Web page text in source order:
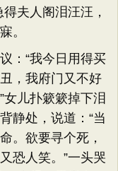
夫人阁泪汪汪，
。
“我今日用得买
，我府门又不好
儿扑簌簌掉下泪
静处，说道：“当
。欲要寻个死，
恐人笑。”一头哭